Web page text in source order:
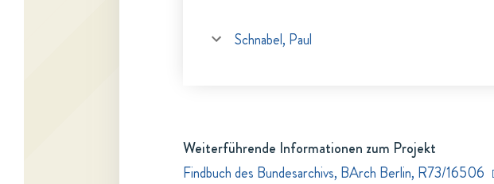
Schnabel, Paul
Weiterführende Informationen zum Projekt
Findbuch des Bundesarchivs, BArch Berlin, R73/16506